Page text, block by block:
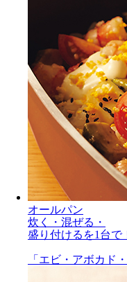
オールパン
炊く・混ぜる・
盛り付けるを1台で
「エビ・アボカド